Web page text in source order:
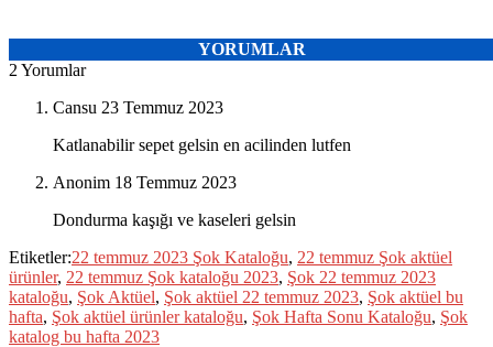
YORUMLAR
2 Yorumlar
Cansu 23 Temmuz 2023
Katlanabilir sepet gelsin en acilinden lutfen
Anonim 18 Temmuz 2023
Dondurma kaşığı ve kaseleri gelsin
Etiketler:22 temmuz 2023 Şok Kataloğu, 22 temmuz Şok aktüel
ürünler, 22 temmuz Şok kataloğu 2023, Şok 22 temmuz 2023
kataloğu, Şok Aktüel, Şok aktüel 22 temmuz 2023, Şok aktüel bu
hafta, Şok aktüel ürünler kataloğu, Şok Hafta Sonu Kataloğu, Şok
katalog bu hafta 2023